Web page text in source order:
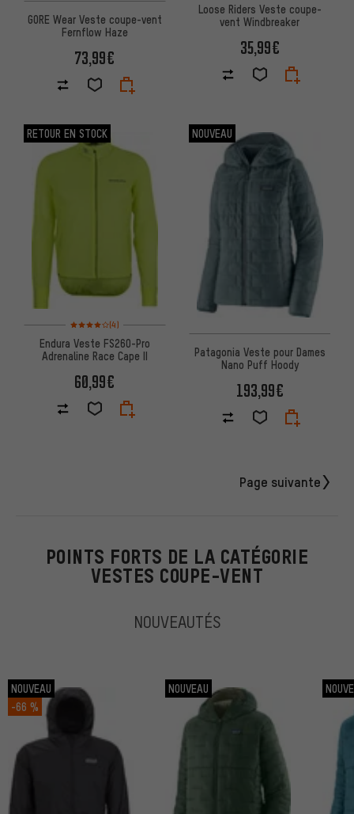
GORE Wear Veste coupe-vent
Fernflow Haze
73,99€
Loose Riders Veste coupe-
vent Windbreaker
35,99€
RETOUR EN STOCK
Note moyenne : 4 sur 5 d'après 4 avis
(4)
Endura Veste FS260-Pro
Adrenaline Race Cape II
60,99€
NOUVEAU
Patagonia Veste pour Dames
Nano Puff Hoody
193,99€
Page suivante
POINTS FORTS DE LA CATÉGORIE
VESTES COUPE-VENT
NOUVEAUTÉS
NOUVEAU
-66 %
NOUVEAU